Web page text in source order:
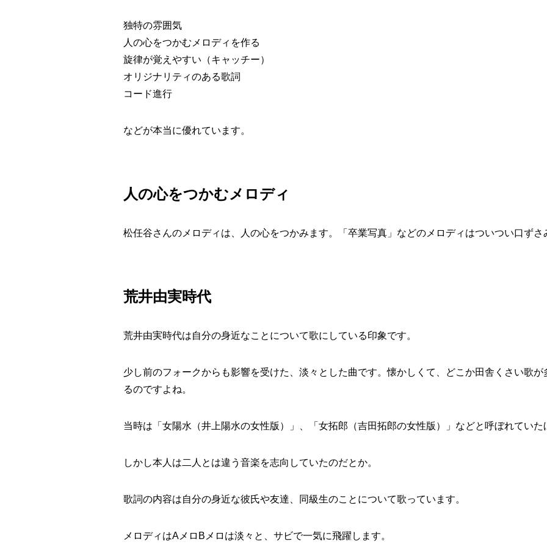
独特の雰囲気
人の心をつかむメロディを作る
旋律が覚えやすい（キャッチー）
オリジナリティのある歌詞
コード進行
などが本当に優れています。
人の心をつかむメロディ
松任谷さんのメロディは、人の心をつかみます。「卒業写真」などのメロディはついつい口ずさ
荒井由実時代
荒井由実時代は自分の身近なことについて歌にしている印象です。
少し前のフォークからも影響を受けた、淡々とした曲です。懐かしくて、どこか田舎くさい歌
るのですよね。
当時は「女陽水（井上陽水の女性版）」、「女拓郎（吉田拓郎の女性版）」などと呼ぼれていた
しかし本人は二人とは違う音楽を志向していたのだとか。
歌詞の内容は自分の身近な彼氏や友達、同級生のことについて歌っています。
メロディはAメロBメロは淡々と、サビで一気に飛躍します。